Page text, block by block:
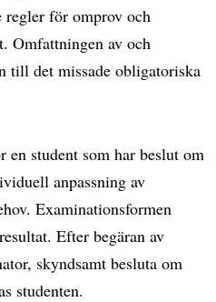
regler för omprov och
Omfattningen av och
till det missade obligatoriska
en student som har beslut om
anpassning av
Examinationsformen
Efter begäran av
skyndsamt besluta om
studenten.